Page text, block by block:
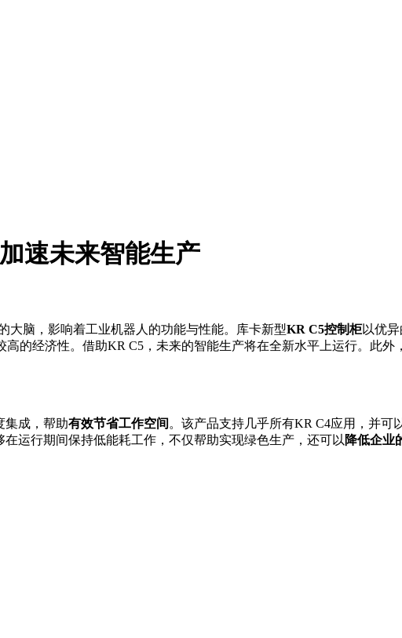
速未来智能生产
大脑，影响着工业机器人的功能与性能。库卡新型KR C5控制柜以优
的经济性。借助KR C5，未来的智能生产将在全新水平上运行。此
成，帮助有效节省工作空间 。该产品支持几乎所有KR C4应用，并
运行期间保持低能耗工作，不仅帮助实现绿色生产，还可以 降低企业